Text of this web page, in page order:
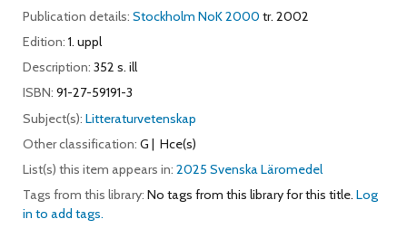
Publication details: Stockholm NoK2000 tr. 2002
Edition: 1. uppl
Description: 352 s. ill
ISBN: 91-27-59191-3
Subject(s): Litteraturvetenskap
Other classification: G
Hce(s)
List(s) this item appears in: 2025 Svenska Läromedel
Tags from this library: No tags from this library for this title. Log
in to add tags.